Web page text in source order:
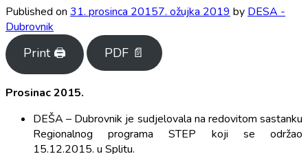
Published on 31. prosinca 20157. ožujka 2019 by DESA -
Dubrovnik
Print 🖨 PDF 📄
Prosinac 2015.
DEŠA – Dubrovnik je sudjelovala na redovitom sastanku
Regionalnog programa STEP koji se održao
15.12.2015. u Splitu.